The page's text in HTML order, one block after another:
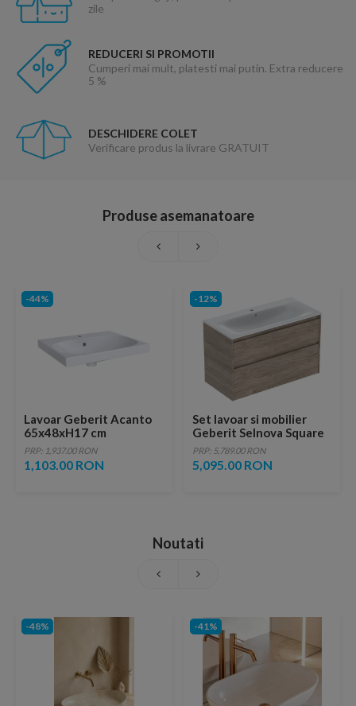
zile
REDUCERI SI PROMOTII
Cumperi mai mult, platesti mai putin. Extra reducere
5 %
DESCHIDERE COLET
Verificare produs la livrare GRATUIT
Produse asemanatoare
-44%
Lavoar Geberit Acanto
65x48xH17 cm
PRP: 1,937.00 RON
1,103.00 RON
-12%
Set lavoar si mobilier
Geberit Selnova Square
cu doua sertare,
100x48x62 cm, nuc
hicori
PRP: 5,789.00 RON
5,095.00 RON
Noutati
-48% -41%